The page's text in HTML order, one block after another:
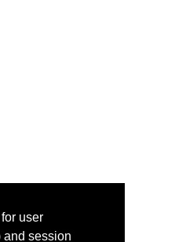
user
and session